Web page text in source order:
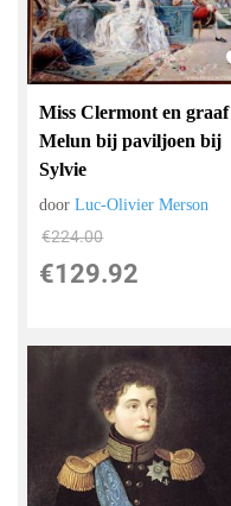
Miss Clermont en graaf
Melun bij paviljoen bij
Sylvie
doorLuc-Olivier Merson
€224.00
€129.92